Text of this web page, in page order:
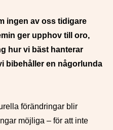
ingen av oss tidigare
ger upphov till oro,
hur vi bäst hanterar
bibehåller en någorlunda
förändringar blir
möjliga – för att inte